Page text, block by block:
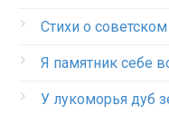
Стихи о советском
Я памятник себе
У лукоморья дуб